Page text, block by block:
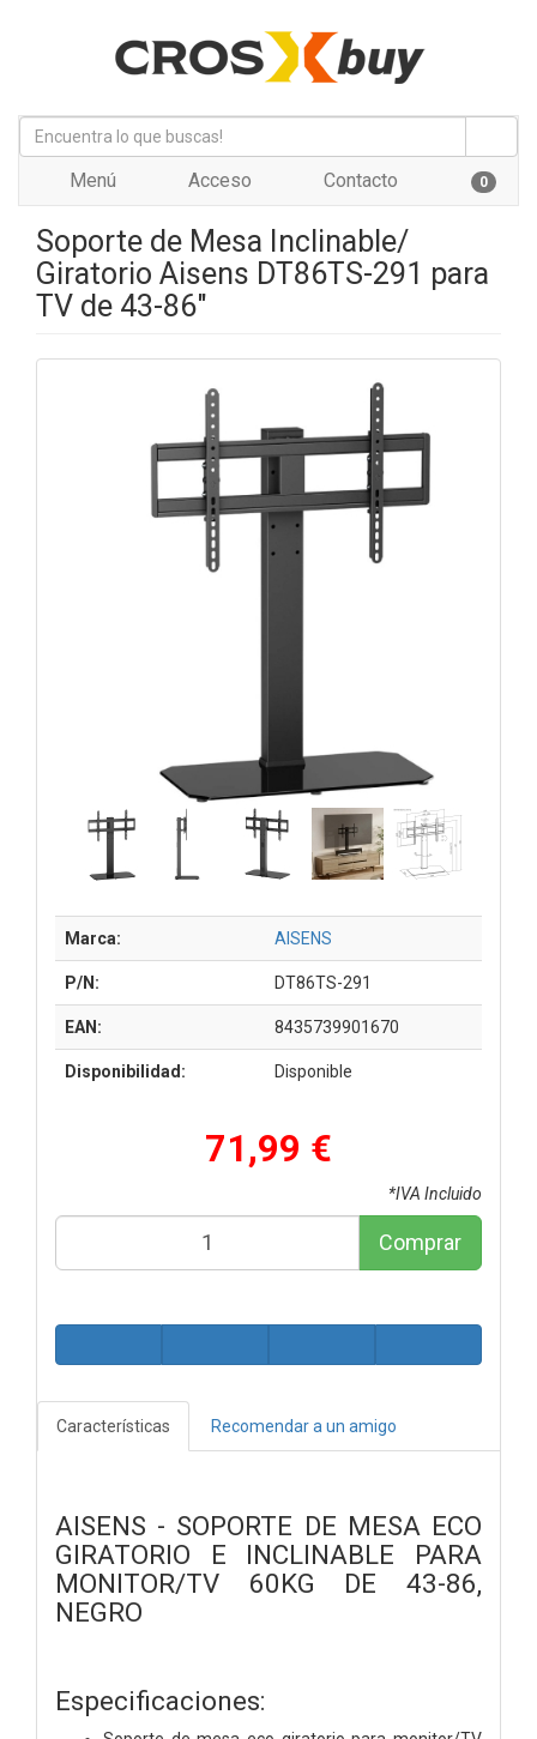
Menú Acceso Contacto 0
Soporte de Mesa Inclinable/
Giratorio Aisens DT86TS-291 para
TV de 43-86"
Marca: AISENS
P/N: DT86TS-291
EAN: 8435739901670
Disponibilidad: Disponible
71,99 €
*IVA Incluido
Comprar
Características Recomendar a un amigo
AISENS - SOPORTE DE MESA ECO
GIRATORIO E INCLINABLE PARA
MONITOR/TV 60KG DE 43-86,
NEGRO
Especificaciones: